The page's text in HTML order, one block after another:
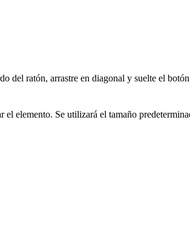
del ratón, arrastre en diagonal y suelte el
elemento. Se utilizará el tamaño